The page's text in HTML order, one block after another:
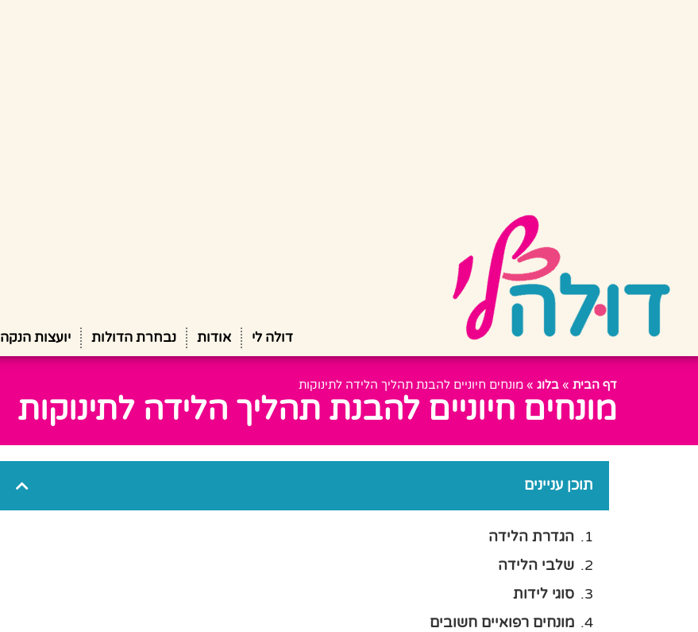
דולה לי אודות נבחרת הדולות יועצות הנקה
דף הבית » בלוג » מונחים חיוניים להבנת תהליך הלידה לתינוקות
מונחים חיוניים להבנת תהליך הלידה לתינוקות
תוכן עניינים
הגדרת הלידה
שלבי הלידה
סוגי לידות
מונחים רפואיים חשובים